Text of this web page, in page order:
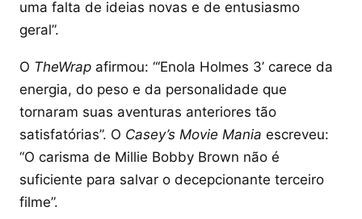
uma falta de ideias novas e de entusiasmo
geral”.
O TheWrap afirmou: “‘Enola Holmes 3’ carece da
energia, do peso e da personalidade que
tornaram suas aventuras anteriores tão
satisfatórias”. O Casey’s Movie Mania escreveu:
“O carisma de Millie Bobby Brown não é
suficiente para salvar o decepcionante terceiro
filme”.